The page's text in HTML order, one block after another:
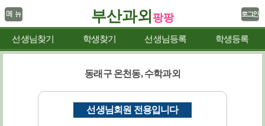
부산과외 팡팡
선생님찾기 학생찾기 선생님등록 학생등록
동래구 온천동, 수학과외
선생님회원 전용입니다